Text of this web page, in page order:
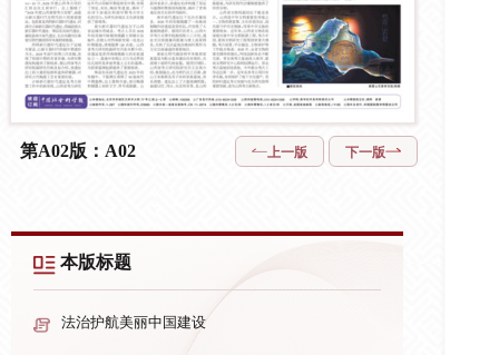
第A02版：A02 上一版 下一版
本版标题
法治护航美丽中国建设